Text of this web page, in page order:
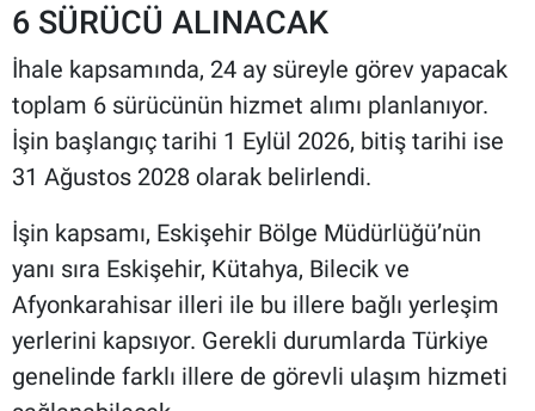
6 SÜRÜCÜ ALINACAK
İhale kapsamında, 24 ay süreyle görev yapacak
toplam 6 sürücünün hizmet alımı planlanıyor.
İşin başlangıç tarihi 1 Eylül 2026, bitiş tarihi ise
31 Ağustos 2028 olarak belirlendi.
İşin kapsamı, Eskişehir Bölge Müdürlüğü’nün
yanı sıra Eskişehir, Kütahya, Bilecik ve
Afyonkarahisar illeri ile bu illere bağlı yerleşim
yerlerini kapsıyor. Gerekli durumlarda Türkiye
genelinde farklı illere de görevli ulaşım hizmeti